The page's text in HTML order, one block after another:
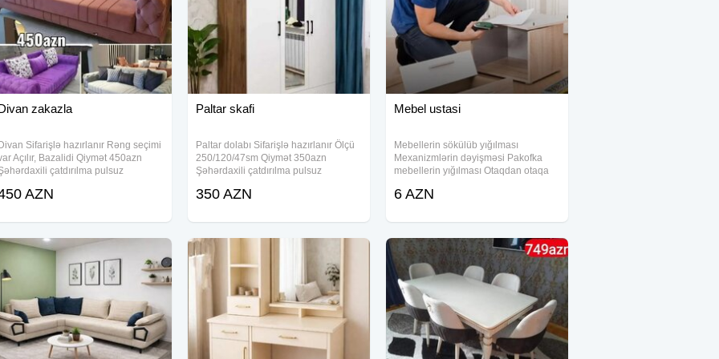
zakazla
Divan Sifarişlə hazırlanır Rəng seçimi
Açılır, Bazalidi Qiymət 450azn
çatdırılma pulsuz
AZN
Paltar skafi
Paltar dolabı Sifarişlə hazırlanır Ölçü
250/120/47sm Qiymət 350azn
Şəhərdaxili çatdırılma pulsuz
350 AZN
Mebel ustasi
Mebellerin sökülüb yığılması
Mexanizmlərin dəyişməsi Pakofka
mebellerin yığılması Otaqdan otaqa
6 AZN